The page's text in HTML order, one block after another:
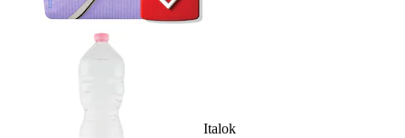
Italok